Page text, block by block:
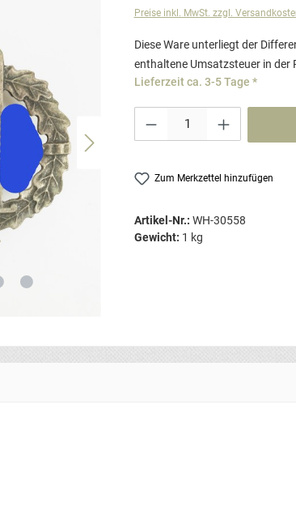
Preise inkl. MwSt. zzgl.
Diese Ware unterliegt der
enthaltene Umsatzsteuer in der
Lieferzeit ca. 3-5 Tage *
Zum Merkzettel hinzufügen
Artikel-Nr.: WH-30558
Gewicht: 1 kg